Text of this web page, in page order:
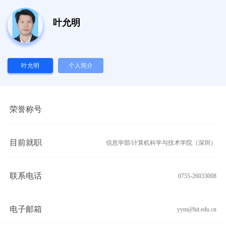
叶允明
叶允明 个人简介
荣誉称号
目前就职 信息学部/计算机科学与技术学院（深圳）
联系电话 0755-26033008
电子邮箱 yym@hit.edu.cn